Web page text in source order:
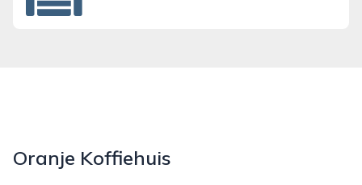
Oranje Koffiehuis